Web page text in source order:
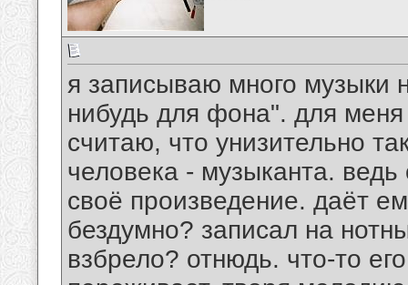
я записываю много музыки
нибудь для фона". для
считаю, что унизительно
человека - музыканта. ведь
своё произведение. даёт
бездумно? записал на
взбрело? отнюдь. что-то